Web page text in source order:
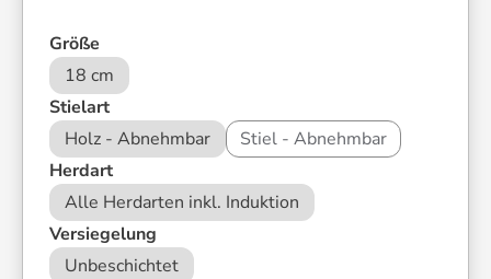
Größe
18 cm
Stielartauswählen
Holz - Abnehmbar
Stiel - Abnehmbar
Herdartauswählen
Alle Herdarten inkl. Induktion
Versiegelung
Unbeschichtet